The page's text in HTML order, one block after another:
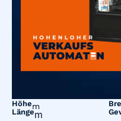
Höhem
Längem